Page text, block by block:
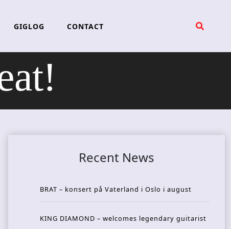
GIGLOG CONTACT
Recent News
BRAT – konsert på Vaterland i Oslo i august
KING DIAMOND – welcomes legendary guitarist